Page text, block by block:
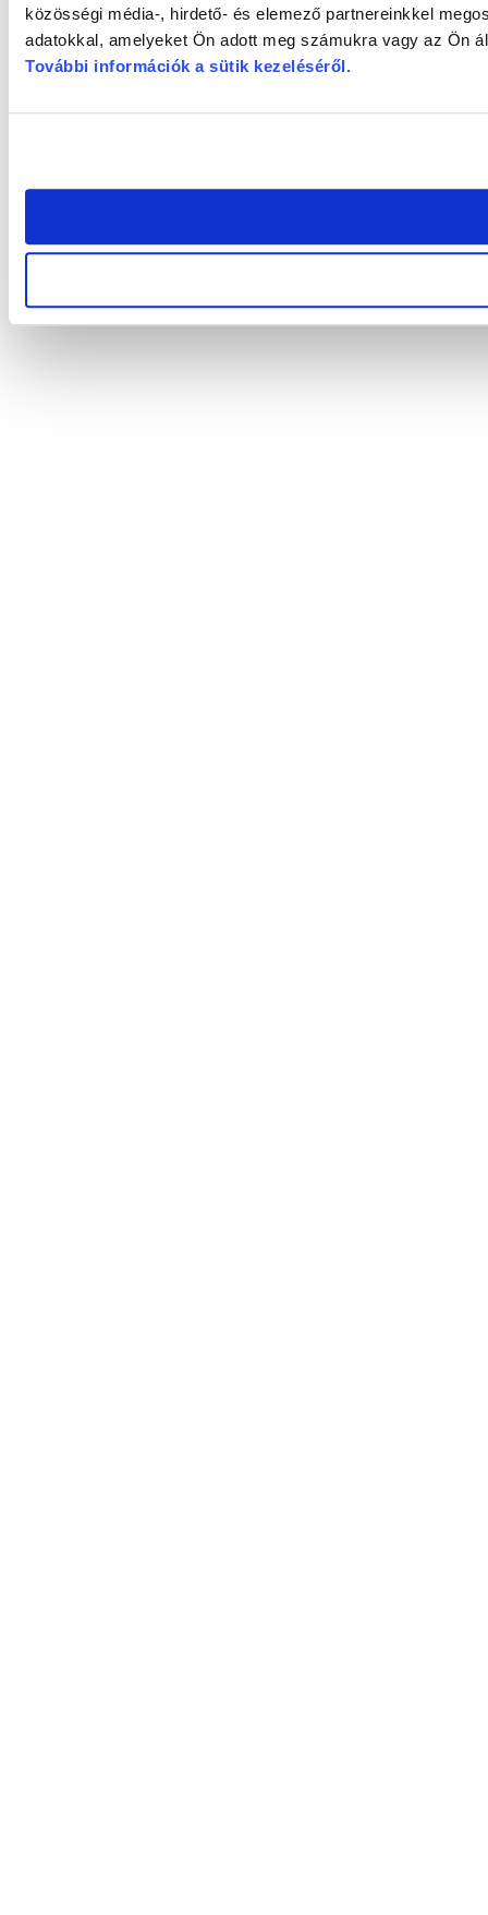
közösségi média-, hirdető- és elemező partnereinkkel
adatokkal, amelyeket Ön adott meg számukra vagy az Ön
További információk a sütik kezeléséről.